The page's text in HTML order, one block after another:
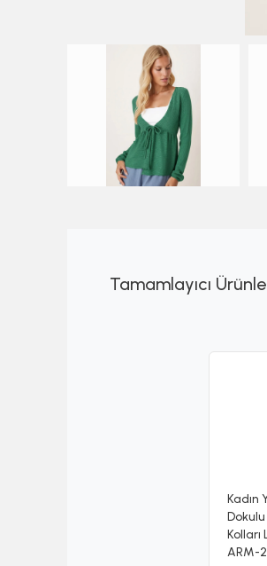
Tamamlayıcı
Kadın
Kolları
ARM-